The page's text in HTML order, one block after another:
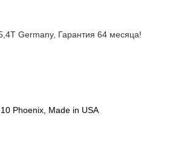
Germany, Гарантия 64 месяца!